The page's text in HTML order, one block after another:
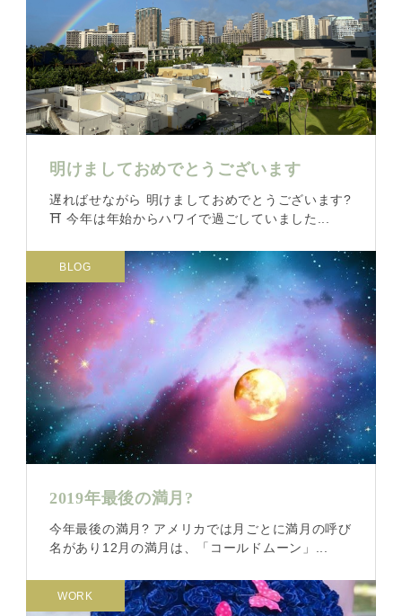
明けましておめでとうございます
遅ればせながら 明けましておめでとうございます?
⛩ 今年は年始からハワイで過ごしていました...
BLOG
2019年最後の満月?
今年最後の満月? アメリカでは月ごとに満月の呼び
名があり12月の満月は、「コールドムーン」...
WORK